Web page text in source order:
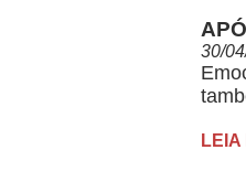
​30/
LEIA